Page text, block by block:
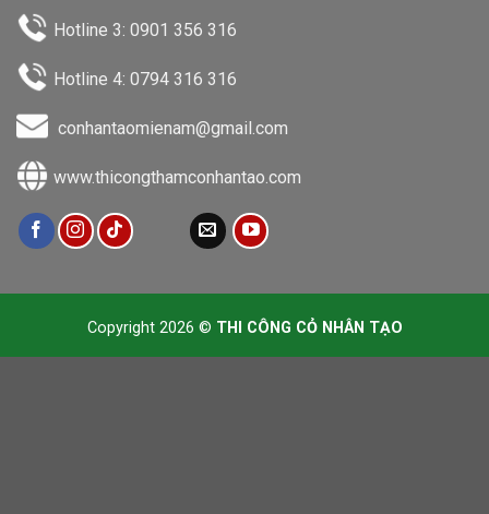
Hotline 3: 0901 356 316
Hotline 4: 0794 316 316
conhantaomienam@gmail.com
www.thicongthamconhantao.com
Copyright 2026 © THI CÔNG CỎ NHÂN TẠO